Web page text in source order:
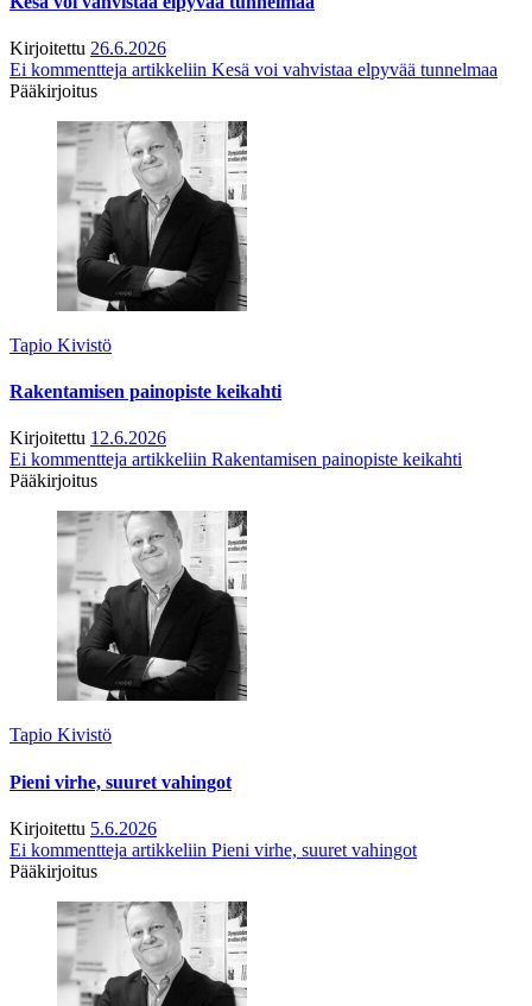
Kirjoitettu 26.6.2026
Ei kommentteja artikkeliin Kesä voi vahvistaa elpyvää tunnelmaa
Pääkirjoitus
Tapio Kivistö
Rakentamisen painopiste keikahti
Kirjoitettu 12.6.2026
Ei kommentteja artikkeliin Rakentamisen painopiste keikahti
Pääkirjoitus
Tapio Kivistö
Pieni virhe, suuret vahingot
Kirjoitettu 5.6.2026
Ei kommentteja artikkeliin Pieni virhe, suuret vahingot
Pääkirjoitus